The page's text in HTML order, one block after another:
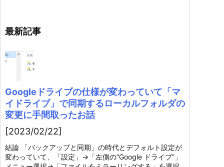
最新記事
Googleドライブの仕様が変わっていて「マ
イドライブ」で同期するローカルフォルダの
変更に手間取ったお話
[2023/02/22]
結論 「バックアップと同期」の時代とデフォルト設定が
変わっていて、「設定」→「左側の”Google ドライブ”」